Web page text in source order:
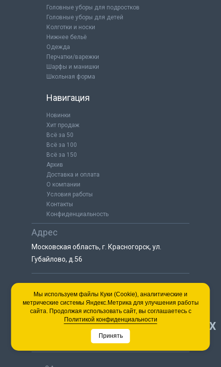
Головные уборы для подростков
Головные уборы для детей
Колготки и носки
Нижнее бельё
Одежда
Перчатки/варежки
Шарфы и манишки
Школьная форма
Навигация
Новинки
Хит продаж
Всё за 50
Всё за 100
Всё за 150
Архив
Доставка и оплата
О компании
Условия работы
Контакты
Конфиденциальность
Адрес
Московская область, г. Красногорск, ул.
Губайлово, д.56
8 (925) 064-55-25
пн-сб с 9:00 до 18:00
8 (495) 563-03-35
пн-сб с 9:00 до 18:00 НАВЕРХ
Мы используем файлы Куки (Cookie), аналитические и
метрические системы Яндекс.Метрика для улучшения работы
сайта. Продолжая использовать сайт, вы соглашаетесь с
Политикой конфиденциальности
Принять